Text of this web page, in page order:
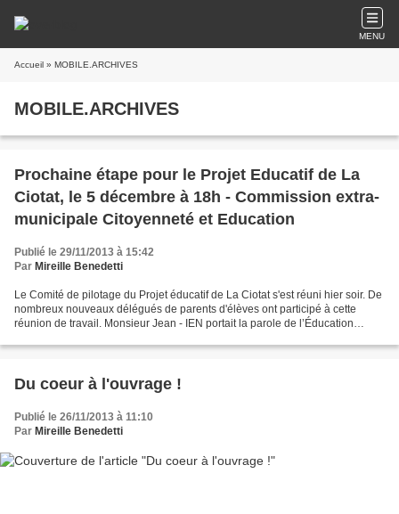
MENU
Accueil » MOBILE.ARCHIVES
MOBILE.ARCHIVES
Prochaine étape pour le Projet Educatif de La
Ciotat, le 5 décembre à 18h - Commission extra-
municipale Citoyenneté et Education
Publié le 29/11/2013 à 15:42
Par Mireille Benedetti
Le Comité de pilotage du Projet éducatif de La Ciotat s'est réuni hier soir. De
nombreux nouveaux délégués de parents d'élèves ont participé à cette
réunion de travail. Monsieur Jean - IEN portait la parole de l’Éducation
Du coeur à l'ouvrage !
Publié le 26/11/2013 à 11:10
Par Mireille Benedetti